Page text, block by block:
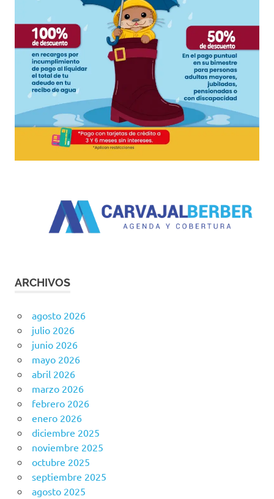
ARCHIVOS
agosto 2026
julio 2026
junio 2026
mayo 2026
abril 2026
marzo 2026
febrero 2026
enero 2026
diciembre 2025
noviembre 2025
octubre 2025
septiembre 2025
agosto 2025